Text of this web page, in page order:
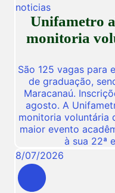
noticias
Unifametro
monitoria
São 125 vagas para
de graduação,
Maracanaú.
agosto. A
monitoria voluntária
maior evento
à sua 22ª
8/07/2026